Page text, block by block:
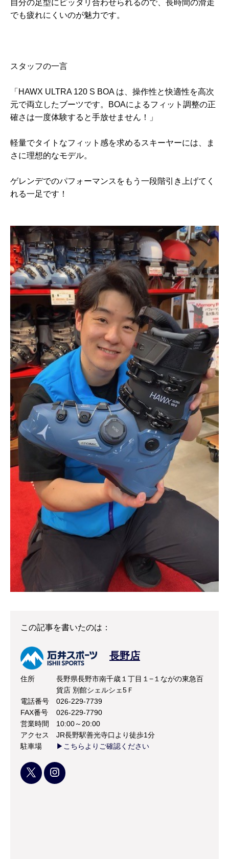
自分の足型にピッタリ合わせられるので、長時間の滑走
でも疲れにくいのが魅力です。
スタッフの一言
「HAWX ULTRA 120 S BOA は、操作性と快適性を高次
元で両立したブーツです。BOAによるフィット調整の正
確さは一度体験すると手放せません！」
軽量でタイトなフィット感を求めるスキーヤーには、ま
さに理想的なモデル。
ゲレンデでのパフォーマンスをもう一段階引き上げてく
れる一足です！
この記事を書いたのは：
長野店
住所
長野県長野市南千歳１丁目１−１ながの東急百
貨店 別館シェルシェ5Ｆ
電話番号
026-229-7739
FAX番号
026-229-7790
営業時間
10:00～20:00
アクセス
JR長野駅善光寺口より徒歩1分
駐車場
▶こちらよりご確認ください